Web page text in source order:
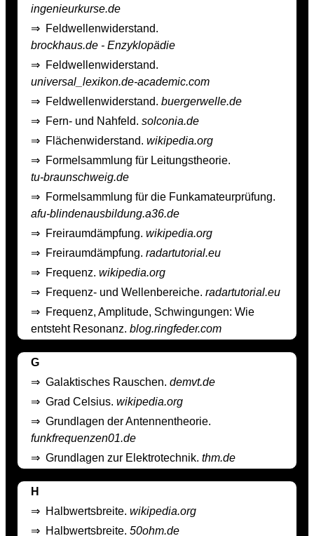
ingenieurkurse.de
⇒ Feldwellenwiderstand.
brockhaus.de - Enzyklopädie
⇒ Feldwellenwiderstand.
universal_lexikon.de-academic.com
⇒ Feldwellenwiderstand. buergerwelle.de
⇒ Fern- und Nahfeld. solconia.de
⇒ Flächenwiderstand. wikipedia.org
⇒ Formelsammlung für Leitungstheorie.
tu-braunschweig.de
⇒ Formelsammlung für die Funkamateurprüfung.
afu-blindenausbildung.a36.de
⇒ Freiraumdämpfung. wikipedia.org
⇒ Freiraumdämpfung. radartutorial.eu
⇒ Frequenz. wikipedia.org
⇒ Frequenz- und Wellenbereiche. radartutorial.eu
⇒ Frequenz, Amplitude, Schwingungen: Wie
entsteht Resonanz. blog.ringfeder.com
G
⇒ Galaktisches Rauschen. demvt.de
⇒ Grad Celsius. wikipedia.org
⇒ Grundlagen der Antennentheorie.
funkfrequenzen01.de
⇒ Grundlagen zur Elektrotechnik. thm.de
H
⇒ Halbwertsbreite. wikipedia.org
⇒ Halbwertsbreite. 50ohm.de